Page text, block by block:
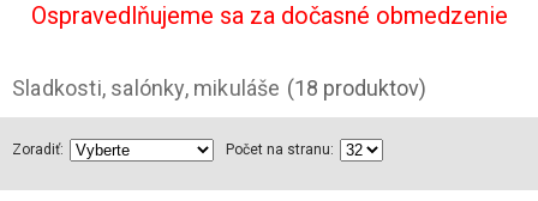
Ospravedlňujeme sa za dočasné obmedzenie
Sladkosti, salónky, mikuláše (18 produktov)
Zoradiť: Počet na stranu: